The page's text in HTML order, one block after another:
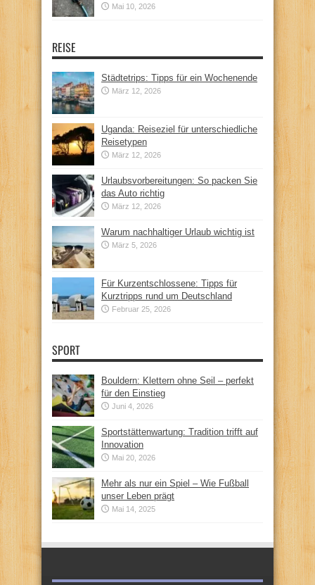
Mai 10, 2026
REISE
Städtetrips: Tipps für ein Wochenende
März 12, 2026
Uganda: Reiseziel für unterschiedliche
Reisetypen
März 12, 2026
Urlaubsvorbereitungen: So packen Sie
das Auto richtig
März 12, 2026
Warum nachhaltiger Urlaub wichtig ist
März 5, 2026
Für Kurzentschlossene: Tipps für
Kurztripps rund um Deutschland
Februar 25, 2026
SPORT
Bouldern: Klettern ohne Seil – perfekt
für den Einstieg
Juni 4, 2026
Sportstättenwartung: Tradition trifft auf
Innovation
Mai 20, 2026
Mehr als nur ein Spiel – Wie Fußball
unser Leben prägt
Mai 14, 2025